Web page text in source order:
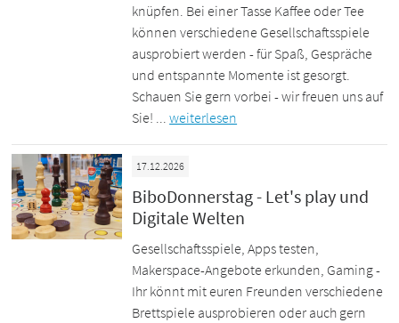
knüpfen. Bei einer Tasse Kaffee oder Tee
können verschiedene Gesellschaftsspiele
ausprobiert werden - für Spaß, Gespräche
und entspannte Momente ist gesorgt.
Schauen Sie gern vorbei - wir freuen uns auf
Sie! ...weiterlesen
17.12.2026
BiboDonnerstag - Let's play und
Digitale Welten
Gesellschaftsspiele, Apps testen,
Makerspace-Angebote erkunden, Gaming -
Ihr könnt mit euren Freunden verschiedene
Brettspiele ausprobieren oder auch gern